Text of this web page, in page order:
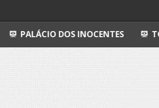
INOCENTES TODO AZUL